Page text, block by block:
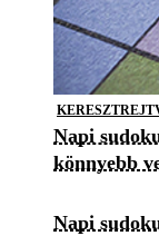
Napi
könnyebb
Napi